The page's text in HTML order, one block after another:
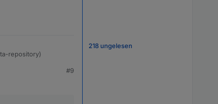
repository)
#9
218 ungelesen